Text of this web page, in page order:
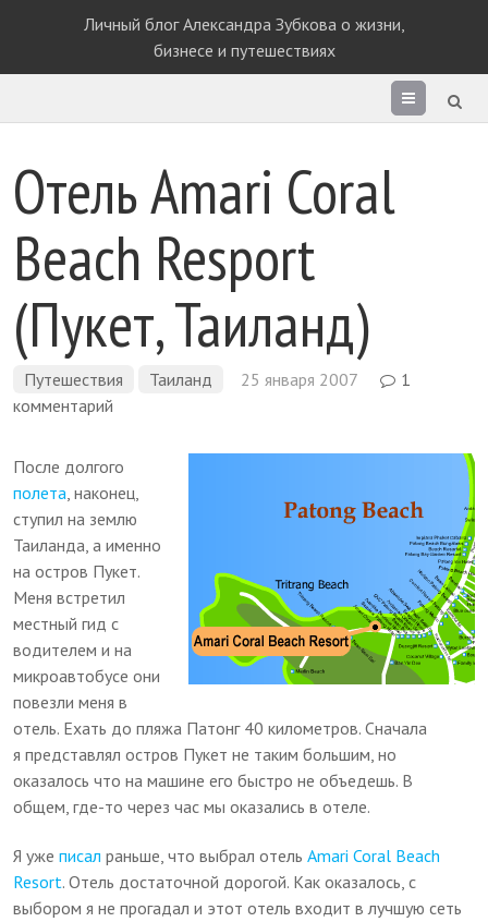
Личный блог Александра Зубкова о жизни,
бизнесе и путешествиях
Отель Amari Coral
Beach Resport
(Пукет, Таиланд)
Путешествия Таиланд 25 января 2007
1
комментарий
После долгого
полета, наконец,
ступил на землю
Таиланда, а именно
на остров Пукет.
Меня встретил
местный гид с
водителем и на
микроавтобусе они
повезли меня в
отель. Ехать до пляжа Патонг 40 километров. Сначала
я представлял остров Пукет не таким большим, но
оказалось что на машине его быстро не объедешь. В
общем, где-то через час мы оказались в отеле.
Я ужеписал раньше, что выбрал отельAmari Coral Beach
Resort. Отель достаточной дорогой. Как оказалось, с
выбором я не прогадал и этот отель входит в лучшую сеть